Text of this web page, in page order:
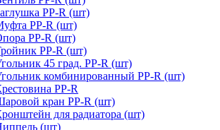
PP-R (шт)
PP-R (шт)
PP-R (шт)
PP-R (шт)
45 град. PP-R (шт)
комбинированный PP-R (шт)
PP-R
кран PP-R (шт)
для радиатора (шт)
(шт)